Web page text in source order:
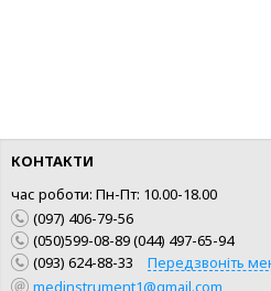
КОНТАКТИ
час роботи: Пн-Пт: 10.00-18.00
(097) 406-79-56
(050)599-08-89 (044) 497-65-94
(093) 624-88-33
Передзвоніть
medinstrument1@gmail.com